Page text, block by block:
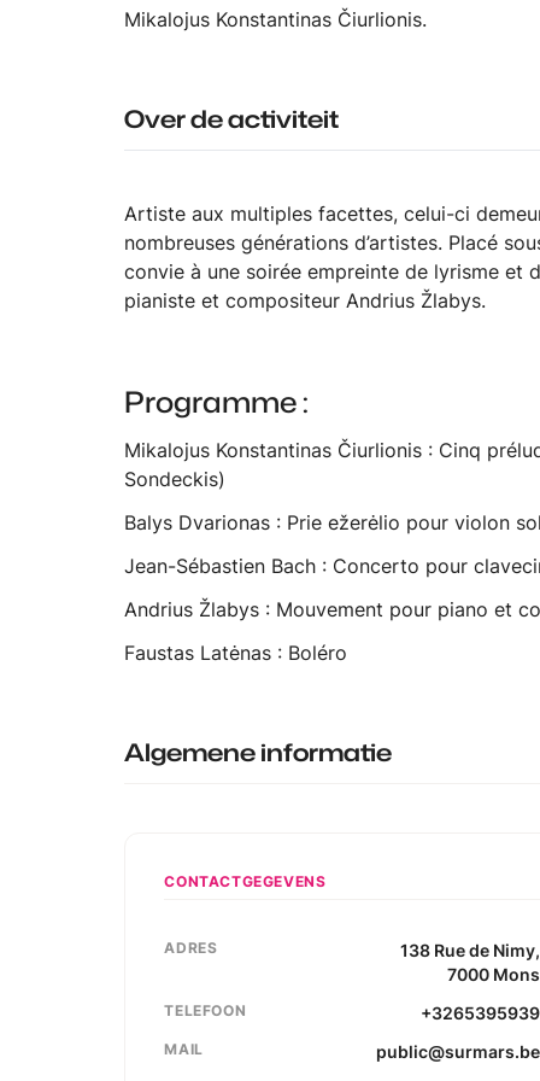
Mikalojus Konstantinas Čiurlionis.
Over de activiteit
Artiste aux multiples facettes, celui-ci
nombreuses générations d’artistes. Placé
convie à une soirée empreinte de lyrisme et
pianiste et compositeur Andrius Žlabys.
Programme :
Mikalojus Konstantinas Čiurlionis : Cinq
Sondeckis)
Balys Dvarionas : Prie ežerėlio pour violon
Jean-Sébastien Bach : Concerto pour
Andrius Žlabys : Mouvement pour piano et
Faustas Latėnas : Boléro
Algemene informatie
CONTACTGEGEVENS
ADRES 138 Rue de Nimy,
7000 Mons
TELEFOON +3265395939
MAIL public@surmars.be